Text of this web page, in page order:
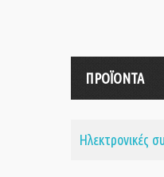
ΠΡΟΪΟΝΤΑ
Ηλεκτρονικές